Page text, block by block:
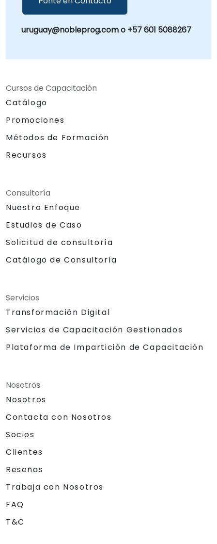
uruguay@nobleprog.com o +57 601 5088267
Cursos de Capacitación
Catálogo
Promociones
Métodos de Formación
Recursos
Consultoría
Nuestro Enfoque
Estudios de Caso
Solicitud de consultoría
Catálogo de Consultoría
Servicios
Transformación Digital
Servicios de Capacitación Gestionados
Plataforma de Impartición de Capacitación
Nosotros
Nosotros
Contacta con Nosotros
Socios
Clientes
Reseñas
Trabaja con Nosotros
FAQ
T&C